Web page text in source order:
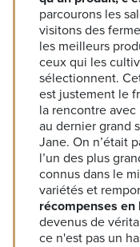
parcourons les
visitons des
les meilleurs
ceux qui les
sélectionnent.
est justement le
la rencontre avec
au dernier grand
Jane. On n’était
l’un des plus
connus dans le
variétés et
récompenses en
devenus de
ce n'est pas un